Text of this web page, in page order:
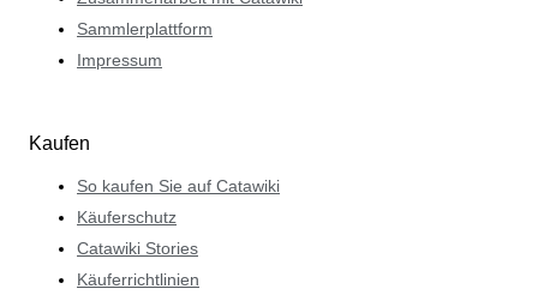
Sammlerplattform
Impressum
Kaufen
So kaufen Sie auf Catawiki
Käuferschutz
Catawiki Stories
Käuferrichtlinien